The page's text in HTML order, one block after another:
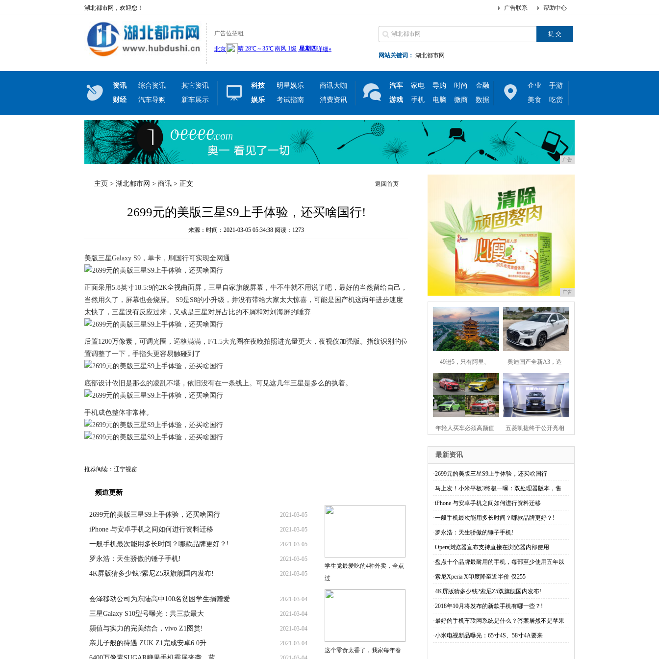
湖北都市网，欢迎您！ 帮助中心
广告联系
广告位招租
网站关键词： 湖北都市网
资讯 综合资讯
其它资讯
财经
汽车导购 新车展示
科技 明星娱乐
商讯大咖
娱乐
考试指南 消费资讯
汽车 家电 导购 时尚
金融
游戏
手机 电脑 微商 数据
企业
手游
美食
吃货
广告
主页 > 湖北都市网 > 商讯 > 正文 返回首页
2699元的美版三星S9上手体验，还买啥国行!
来源：时间：2021-03-05 05:34:38 阅读：1273
美版三星Galaxy S9，单卡，刷国行可实现全网通
正面采用5.8英寸18.5:9的2K全视曲面屏，三星自家旗舰屏幕，牛不牛就不用说了吧，最好的当然留给自己，
当然用久了，屏幕也会烧屏。 S9是S8的小升级，并没有带给大家太大惊喜，可能是国产机这两年进步速度
太快了，三星没有反应过来，又或是三星对屏占比的不屑和对刘海屏的唾弃
后置1200万像素，可调光圈，逼格满满，F/1.5大光圈在夜晚拍照进光量更大，夜视仪加强版。指纹识别的位
置调整了一下，手指头更容易触碰到了
底部设计依旧是那么的凌乱不堪，依旧没有在一条线上。可见这几年三星是多么的执着。
手机成色整体非常棒。
推荐阅读： 辽宁视窗
频道更新
2699元的美版三星S9上手体验，还买啥国行 2021-03-05
iPhone 与安卓手机之间如何进行资料迁移 2021-03-05
一般手机最次能用多长时间？哪款品牌更好？! 2021-03-05
罗永浩：天生骄傲的锤子手机! 2021-03-05
4K屏版猜多少钱?索尼Z5双旗舰国内发布! 2021-03-05
会泽移动公司为东陆高中100名贫困学生捐赠爱 2021-03-04
三星Galaxy S10型号曝光：共三款最大 2021-03-04
颜值与实力的完美结合，vivo Z1图赏! 2021-03-04
亲儿子般的待遇 ZUK Z1完成安卓6.0升 2021-03-04
学生党最爱吃的4种外卖，全点
过
这个零食太香了，我家每年春
广告
49进5，只有阿里、 奥迪国产全新A3，造
年轻人买车必须高颜值 五菱凯捷终于公开亮相
最新资讯
·2699元的美版三星S9上手体验，还买啥国行
·马上发！小米平板3终极一曝：双处理器版本，售
·iPhone 与安卓手机之间如何进行资料迁移
·一般手机最次能用多长时间？哪款品牌更好？!
·罗永浩：天生骄傲的锤子手机!
·Opera浏览器宣布支持直接在浏览器内部使用
·盘点十个品牌最耐用的手机，每部至少使用五年以
·索尼Xperia X印度降至近半价 仅255
·4K屏版猜多少钱?索尼Z5双旗舰国内发布!
·2018年10月将发布的新款手机有哪一些？!
·最好的手机车联网系统是什么？答案居然不是苹果
·小米电视新品曝光：65寸4S、58寸4A要来